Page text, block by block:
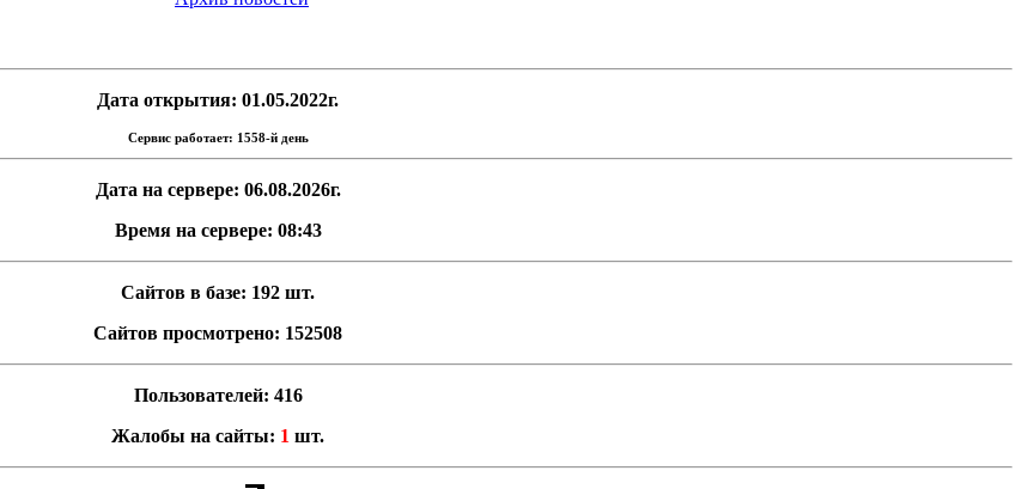
Дата открытия: 01.05.2022г.
Сервис работает: 1558-й день
Дата на сервере: 06.08.2026г.
Время на сервере: 08:43
Сайтов в базе: 192 шт.
Сайтов просмотрено: 152508
Пользователей: 416
Жалобы на сайты: 1 шт.